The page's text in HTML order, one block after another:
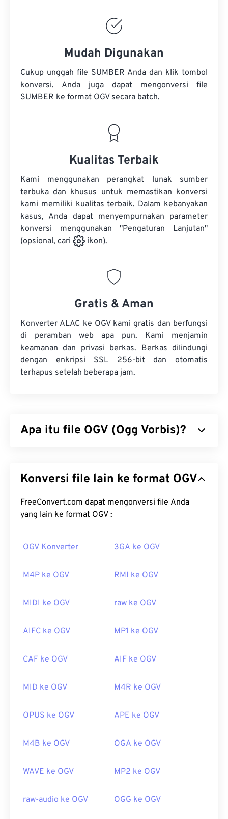
Mudah Digunakan
Cukup unggah file SUMBER Anda dan klik tombol
konversi. Anda juga dapat mengonversi file
SUMBER ke format OGV secara batch.
Kualitas Terbaik
Kami menggunakan perangkat lunak sumber
terbuka dan khusus untuk memastikan konversi
kami memiliki kualitas terbaik. Dalam kebanyakan
kasus, Anda dapat menyempurnakan parameter
konversi menggunakan "Pengaturan Lanjutan"
(opsional, cari
ikon).
Gratis & Aman
Konverter ALAC ke OGV kami gratis dan berfungsi
di peramban web apa pun. Kami menjamin
keamanan dan privasi berkas. Berkas dilindungi
dengan enkripsi SSL 256-bit dan otomatis
terhapus setelah beberapa jam.
Apa itu file OGV (Ogg Vorbis)?
tidak dipatenkan. OGV merupakan bagian dari
dikembangkan olehYayasan Xiph.Orgnirlaba untuk
bersaing dengancodec yang telah dipatenkan
metadata. OGV mendukung streaming, serta
mendukungmenu
Bagaimana cara membuka berkas
Pemutar media VLC
adalah pilihan terbaik untuk
Winamp untuk sistem operasi Microsoft Windows,
OGV dapat diputar di
Windows Media Player
dengan menggunakan
filter DirectShow
tidak diperlukan.
Rilis awal: 2017
Konversi file lain ke format OGV
FreeConvert.com dapat mengonversi file Anda
yang lain ke format OGV :
OGV Konverter 3GA ke OGV
M4P ke OGV RMI ke OGV
MIDI ke OGV raw ke OGV
AIFC ke OGV MP1 ke OGV
CAF ke OGV AIF ke OGV
MID ke OGV M4R ke OGV
OPUS ke OGV APE ke OGV
M4B ke OGV OGA ke OGV
WAVE ke OGV MP2 ke OGV
raw-audio ke OGV OGG ke OGV